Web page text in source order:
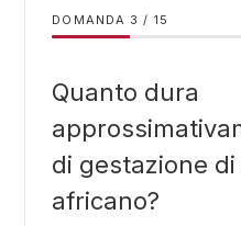
DOMANDA / 15
Quanto dura
di gestazione
africano?